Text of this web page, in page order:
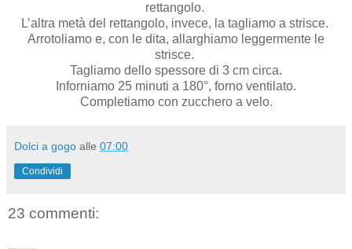
rettangolo.
L’altra metà del rettangolo, invece, la tagliamo a strisce.
Arrotoliamo e, con le dita, allarghiamo leggermente le
strisce.
Tagliamo dello spessore di 3 cm circa.
Inforniamo 25 minuti a 180°, forno ventilato.
Completiamo con zucchero a velo.
Dolci a gogo alle 07:00
Condividi
23 commenti: